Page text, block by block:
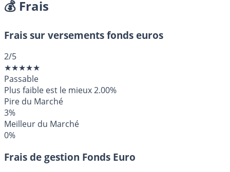
💰 Frais
Frais sur versements fonds euros
2/5
★★★★★
Passable
Plus faible est le mieux2.00%
Pire du Marché
3%
Meilleur du Marché
0%
Frais de gestion Fonds Euro